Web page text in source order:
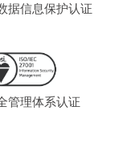
据信息保护认证
管理体系认证